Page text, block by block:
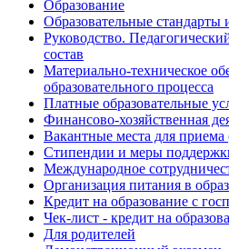
Образование
Образовательные стандарты
Руководство.
состав
Материально-техническое
образовательного процесса
Платные образовательные
Финансово-хозяйственная
Вакантные места для приема
Стипендии и меры
Международное
Организация питания в
Кредит на образование с
Чек-лист - кредит на
Для родителей